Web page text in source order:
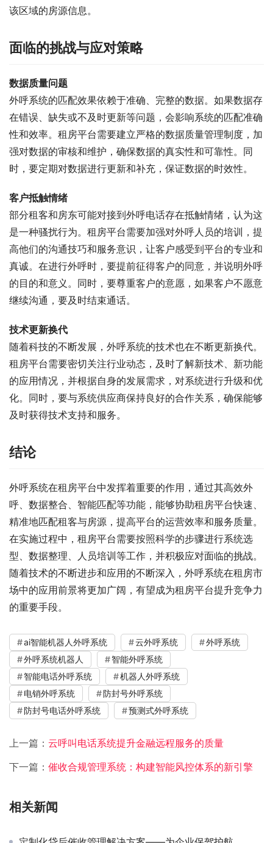
该区域的房源信息。
面临的挑战与应对策略
数据质量问题
外呼系统的匹配效果依赖于准确、完整的数据。如果数据存
在错误、缺失或不及时更新等问题，会影响系统的匹配准确
性和效率。租房平台需要建立严格的数据质量管理制度，加
强对数据的审核和维护，确保数据的真实性和可靠性。同
时，要定期对数据进行更新和补充，保证数据的时效性。
客户抵触情绪
部分租客和房东可能对接到外呼电话存在抵触情绪，认为这
是一种骚扰行为。租房平台需要加强对外呼人员的培训，提
高他们的沟通技巧和服务意识，让客户感受到平台的专业和
真诚。在进行外呼时，要提前征得客户的同意，并说明外呼
的目的和意义。同时，要尊重客户的意愿，如果客户不愿意
继续沟通，要及时结束通话。
技术更新换代
随着科技的不断发展，外呼系统的技术也在不断更新换代。
租房平台需要密切关注行业动态，及时了解新技术、新功能
的应用情况，并根据自身的发展需求，对系统进行升级和优
化。同时，要与系统供应商保持良好的合作关系，确保能够
及时获得技术支持和服务。
结论
外呼系统在租房平台中发挥着重要的作用，通过其高效外
呼、数据整合、智能匹配等功能，能够协助租房平台快速、
精准地匹配租客与房源，提高平台的运营效率和服务质量。
在实施过程中，租房平台需要按照科学的步骤进行系统选
型、数据整理、人员培训等工作，并积极应对面临的挑战。
随着技术的不断进步和应用的不断深入，外呼系统在租房市
场中的应用前景将更加广阔，有望成为租房平台提升竞争力
的重要手段。
ai智能机器人外呼系统 云外呼系统
外呼系统
外呼系统机器人
智能外呼系统
智能电话外呼系统
机器人外呼系统
电销外呼系统
防封号外呼系统
防封号电话外呼系统
预测式外呼系统
上一篇： 云呼叫电话系统提升金融远程服务的质量
下一篇： 催收合规管理系统：构建智能风控体系的新引擎
相关新闻